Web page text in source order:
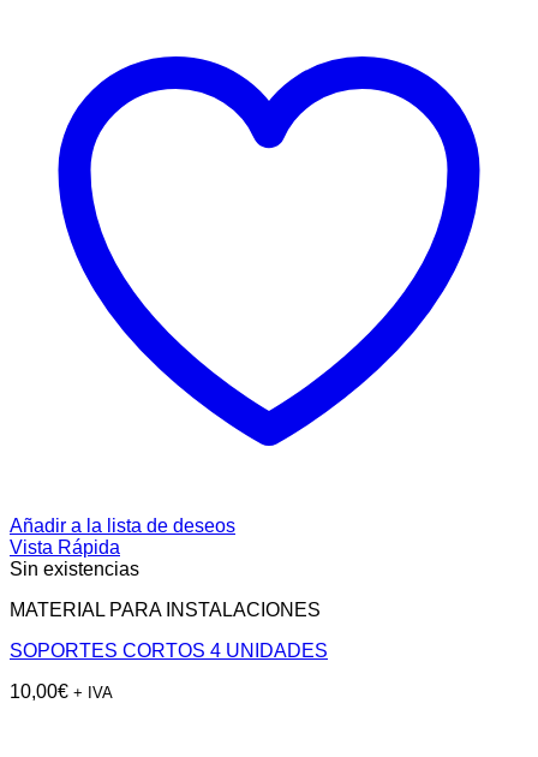
Añadir a la lista de deseos
Vista Rápida
Sin existencias
MATERIAL PARA INSTALACIONES
SOPORTES CORTOS 4 UNIDADES
10,00€ + IVA